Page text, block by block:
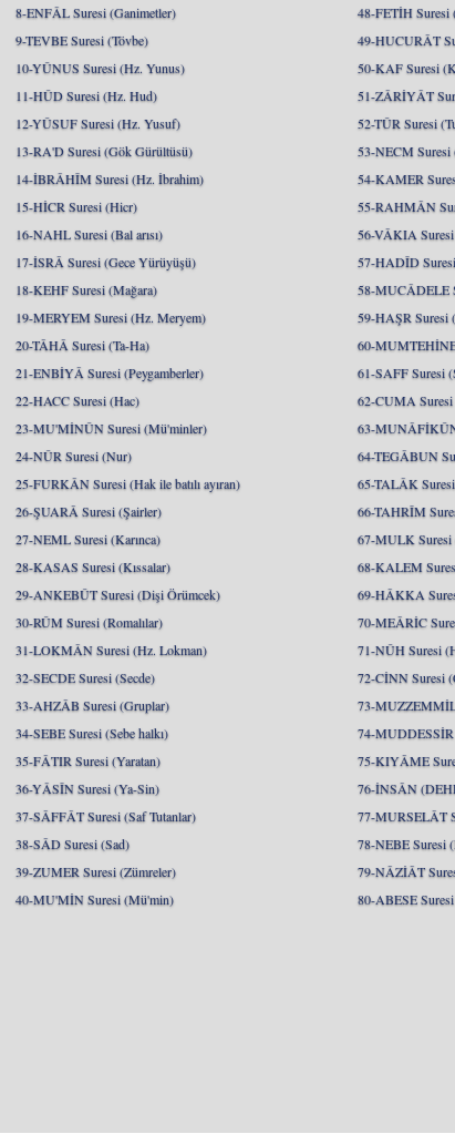
8-ENFÂL Suresi (Ganimetler)
9-TEVBE Suresi (Tövbe)
10-YÛNUS Suresi (Hz. Yunus)
11-HÛD Suresi (Hz. Hud)
12-YÛSUF Suresi (Hz. Yusuf)
13-RA'D Suresi (Gök Gürültüsü)
14-İBRÂHÎM Suresi (Hz. İbrahim)
15-HİCR Suresi (Hicr)
16-NAHL Suresi (Bal arısı)
17-İSRÂ Suresi (Gece Yürüyüşü)
18-KEHF Suresi (Mağara)
19-MERYEM Suresi (Hz. Meryem)
20-TÂHÂ Suresi (Ta-Ha)
21-ENBİYÂ Suresi (Peygamberler)
22-HACC Suresi (Hac)
23-MU'MİNÛN Suresi (Mü'minler)
24-NÛR Suresi (Nur)
25-FURKÂN Suresi (Hak ile batılı ayıran)
26-ŞUARÂ Suresi (Şairler)
27-NEML Suresi (Karınca)
28-KASAS Suresi (Kıssalar)
29-ANKEBÛT Suresi (Dişi Örümcek)
30-RÛM Suresi (Romalılar)
31-LOKMÂN Suresi (Hz. Lokman)
32-SECDE Suresi (Secde)
33-AHZÂB Suresi (Gruplar)
34-SEBE Suresi (Sebe halkı)
35-FÂTIR Suresi (Yaratan)
36-YÂSÎN Suresi (Ya-Sin)
37-SÂFFÂT Suresi (Saf Tutanlar)
38-SÂD Suresi (Sad)
39-ZUMER Suresi (Zümreler)
40-MU'MİN Suresi (Mü'min)
48-FETİH Suresi
49-HUCURÂT
50-KAF Suresi
51-ZÂRİYÂT
52-TÛR Suresi
53-NECM Suresi
54-KAMER
55-RAHMÂN
56-VÂKIA
57-HADÎD
58-MUCÂDELE
59-HAŞR Suresi
60-
61-SAFF Suresi
62-CUMA Suresi
63-
64-TEGÂBUN
65-TALÂK
66-TAHRÎM
67-MULK Suresi
68-KALEM
69-HÂKKA
70-MEÂRİC
71-NÛH Suresi
72-CİNN Suresi
73-
74-MUDDESSİR
75-KIYÂME
76-İNSÂN
77-MURSELÂT
78-NEBE Suresi
79-NÂZİÂT
80-ABESE